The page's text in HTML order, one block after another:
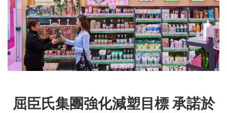
屈臣氏集團強化減塑目標 承諾於